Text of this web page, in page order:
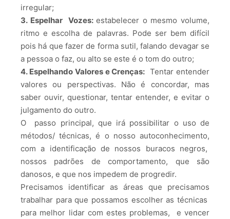
irregular;
3. Espelhar Vozes:estabelecer o mesmo volume,
ritmo e escolha de palavras. Pode ser bem difícil
pois há que fazer de forma sutil, falando devagar se
a pessoa o faz, ou alto se este é o tom do outro;
4. Espelhando Valores e Crenças: Tentar entender
valores ou perspectivas. Não é concordar, mas
saber ouvir, questionar, tentar entender, e evitar o
julgamento do outro.
O passo principal, que irá possibilitar o uso de
métodos/ técnicas, é o nosso autoconhecimento,
com a identificação de nossos buracos negros,
nossos padrões de comportamento, que são
danosos, e que nos impedem de progredir.
Precisamos identificar as áreas que precisamos
trabalhar para que possamos escolher as técnicas
para melhor lidar com estes problemas, e vencer